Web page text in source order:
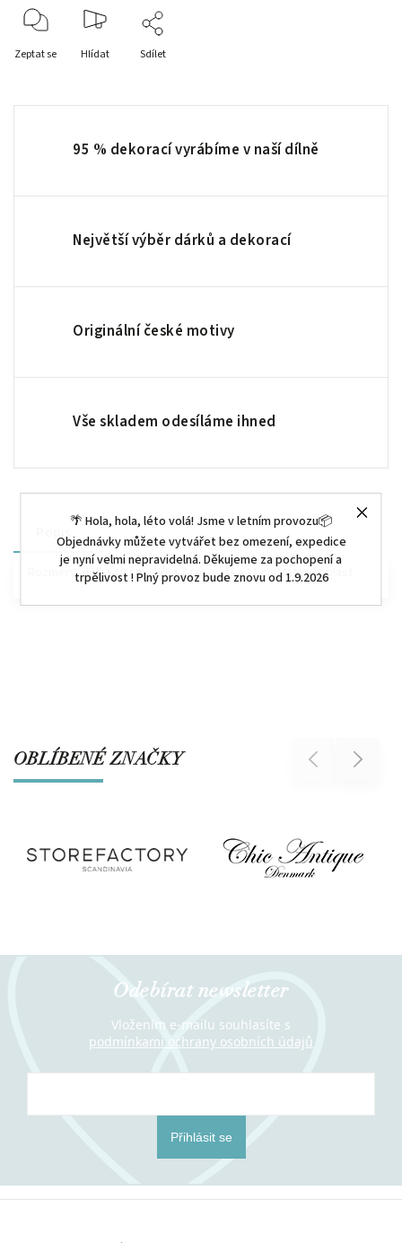
🌴 Hola, hola, léto volá! Jsme v letním provozu📦
Objednávky můžete vytvářet bez omezení, expedice
je nyní velmi nepravidelná. Děkujeme za pochopení a
trpělivost ! Plný provoz bude znovu od 1.9.2026
Zeptat se Hlídat Sdílet
95 % dekorací vyrábíme v naší dílně
Největší výběr dárků a dekorací
Originální české motivy
Vše skladem odesíláme ihned
Popis
Rozměry: délka 10 cm, šířka 7 cm, výška 11 cmMateriál: plast
OBLÍBENÉ ZNAČKY Previous Next
Odebírat newsletter
Vložením e-mailu souhlasíte s
podmínkami ochrany osobních údajů
Přihlásit se